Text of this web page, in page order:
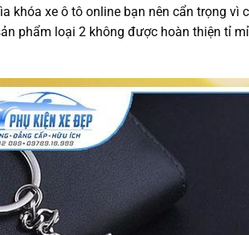
khóa xe ô tô online bạn nên cẩn trọng vì
phẩm loại 2 không được hoàn thiện tỉ